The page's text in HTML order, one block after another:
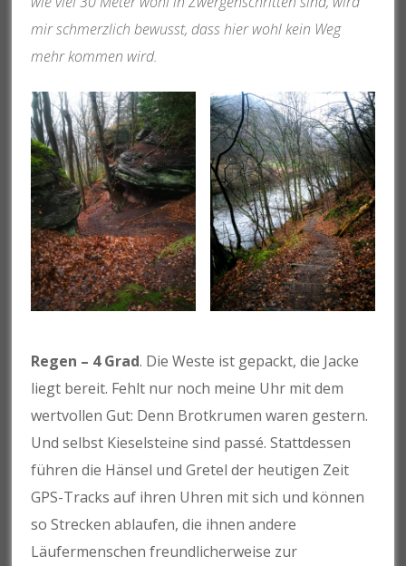
mir schmerzlich bewusst, dass hier wohl kein Weg
mehr kommen wird.
Regen – 4 Grad. Die Weste ist gepackt, die Jacke
liegt bereit. Fehlt nur noch meine Uhr mit dem
wertvollen Gut: Denn Brotkrumen waren gestern.
Und selbst Kieselsteine sind passé. Stattdessen
führen die Hänsel und Gretel der heutigen Zeit
GPS-Tracks auf ihren Uhren mit sich und können
so Strecken ablaufen, die ihnen andere
Läufermenschen freundlicherweise zur